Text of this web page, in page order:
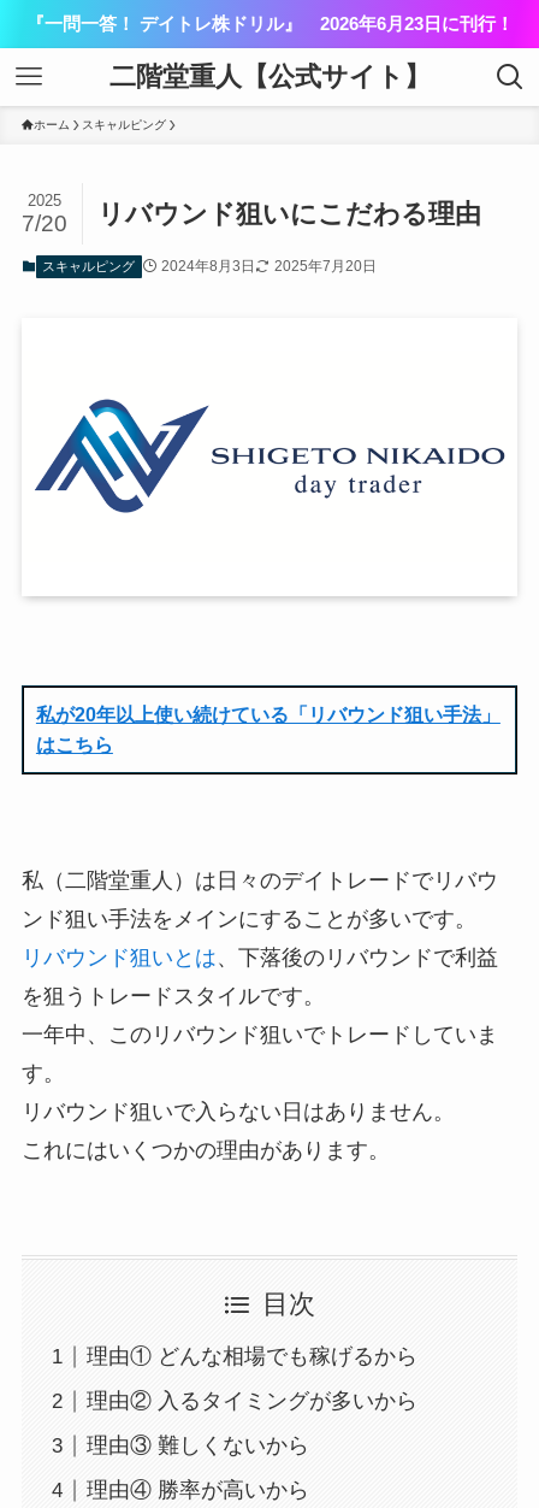
『一問一答！ デイトレ株ドリル』 2026年6月23日に刊行！
二階堂重人【公式サイト】
ホーム スキャルピング
リバウンド狙いにこだわる理由
2025
7/20
スキャルピング 2024年8月3日 2025年7月20日
私が20年以上使い続けている「リバウンド狙い手法」
はこちら
私（二階堂重人）は日々のデイトレードでリバウ
ンド狙い手法をメインにすることが多いです。
リバウンド狙いとは、下落後のリバウンドで利益
を狙うトレードスタイルです。
一年中、このリバウンド狙いでトレードしていま
す。
リバウンド狙いで入らない日はありません。
これにはいくつかの理由があります。
目次
理由① どんな相場でも稼げるから
理由② 入るタイミングが多いから
理由③ 難しくないから
理由④ 勝率が高いから